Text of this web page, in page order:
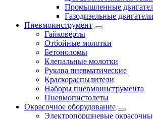
Промышленные
Газодизельные двигатели
Пневмоинструмент
Гайковёрты
Отбойные молотки
Бетоноломы
Клепальные молотки
Рукава пневматические
Краскораспылители
Наборы пневмоинструмента
Пневмопистолеты
Окрасочное оборудование
Электропоршневые